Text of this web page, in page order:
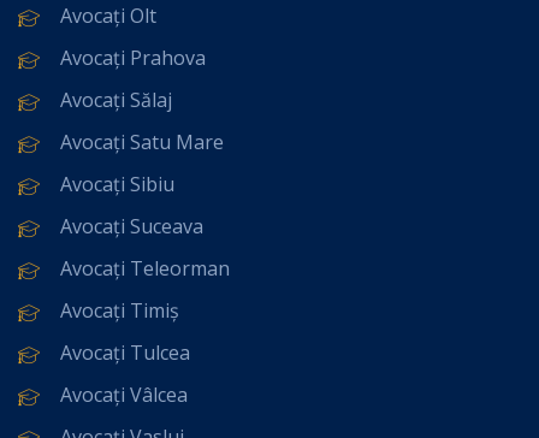
Avocați Olt
Avocați Prahova
Avocați Sălaj
Avocați Satu Mare
Avocați Sibiu
Avocați Suceava
Avocați Teleorman
Avocați Timiș
Avocați Tulcea
Avocați Vâlcea